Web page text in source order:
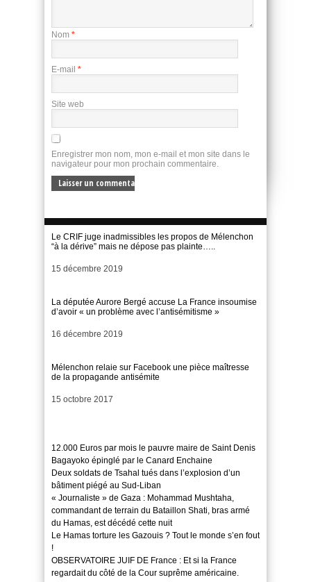
Nom *
E-mail *
Site web
Enregistrer mon nom, mon e-mail et mon site dans le
navigateur pour mon prochain commentaire.
Le CRIF juge inadmissibles les propos de Mélenchon
“à la dérive” mais ne dépose pas plainte…..
Date
15 décembre 2019
La députée Aurore Bergé accuse La France insoumise
d’avoir « un problème avec l’antisémitisme »
Date
16 décembre 2019
Mélenchon relaie sur Facebook une pièce maîtresse
de la propagande antisémite
Date
15 octobre 2017
12.000 Euros par mois le pauvre maire de Saint Denis
Bagayoko épinglé par le Canard Enchaine
Deux soldats de Tsahal tués dans l’explosion d’un
bâtiment piégé au Sud-Liban
« Journaliste » de Gaza : Mohammad Mushtaha,
commandant de terrain du Bataillon Shati, bras armé
du Hamas, est décédé cette nuit
Le Hamas torture les Gazouis ? Tout le monde s’en fout
!
OBSERVATOIRE JUIF DE France : Et si la France
regardait du côté de la Cour suprême américaine.